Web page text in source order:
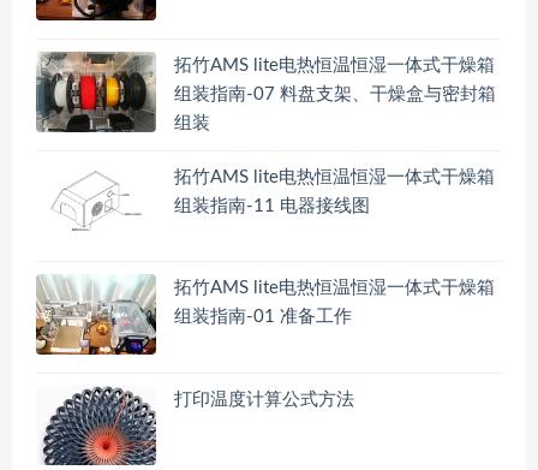
拓竹AMS lite电热恒温恒湿一体式干燥箱
组装指南-07 料盘支架、干燥盒与密封箱
组装
拓竹AMS lite电热恒温恒湿一体式干燥箱
组装指南-11 电器接线图
拓竹AMS lite电热恒温恒湿一体式干燥箱
组装指南-01 准备工作
打印温度计算公式方法